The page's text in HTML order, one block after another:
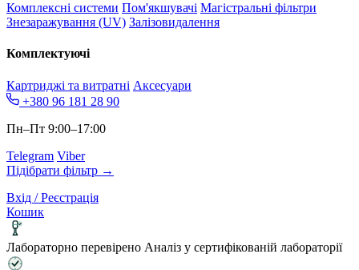
Комплексні системи Пом'якшувачі Магістральні фільтри
Знезаражування (UV) Залізовидалення
Комплектуючі
Картриджі та витратні Аксесуари
+380 96 181 28 90
Пн–Пт 9:00–17:00
Telegram Viber
Підібрати фільтр →
Вхід / Реєстрація
Кошик
Лабораторно перевірено Аналіз у сертифікованій лабораторії